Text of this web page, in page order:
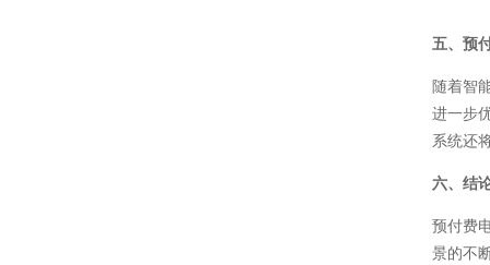
五、预
随着智
进一步
系统还
六、结
预付费
景的不